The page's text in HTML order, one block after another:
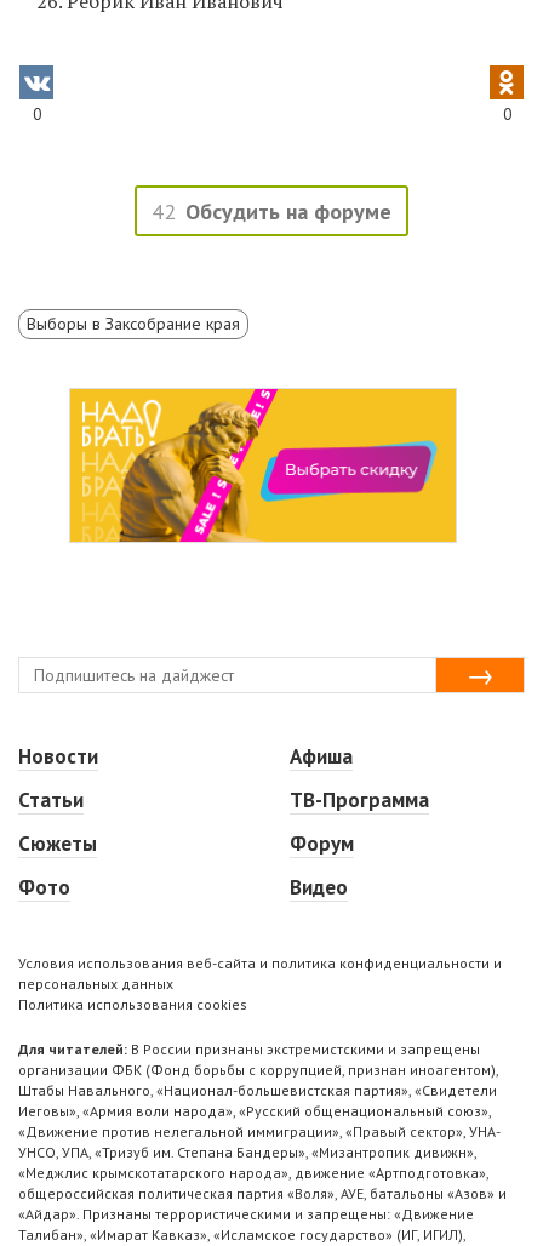
0 0
42 Обсудить на форуме
Выборы в Заксобрание края
Новости
Статьи
Сюжеты
Фото
Афиша
ТВ-Программа
Форум
Видео
Условия использования веб-сайта и политика конфиденциальности и
персональных данных
Политика использования cookies
Для читателей: В России признаны экстремистскими и запрещены
организации ФБК (Фонд борьбы с коррупцией, признан иноагентом),
Штабы Навального, «Национал-большевистская партия», «Свидетели
Иеговы», «Армия воли народа», «Русский общенациональный союз»,
«Движение против нелегальной иммиграции», «Правый сектор», УНА-
УНСО, УПА, «Тризуб им. Степана Бандеры», «Мизантропик дивижн»,
«Меджлис крымскотатарского народа», движение «Артподготовка»,
общероссийская политическая партия «Воля», АУЕ, батальоны «Азов» и
«Айдар». Признаны террористическими и запрещены: «Движение
Талибан», «Имарат Кавказ», «Исламское государство» (ИГ, ИГИЛ),